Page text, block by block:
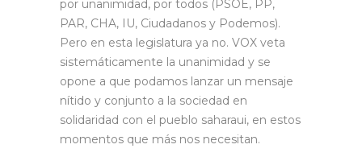
por unanimidad, por todos (PSOE, PP,
PAR, CHA, IU, Ciudadanos y Podemos).
Pero en esta legislatura ya no. VOX veta
sistemáticamente la unanimidad y se
opone a que podamos lanzar un mensaje
nítido y conjunto a la sociedad en
solidaridad con el pueblo saharaui, en estos
momentos que más nos necesitan.